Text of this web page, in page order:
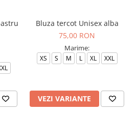
Bluza tercot Unisex alba
75,00 RON
Marime:
XS S M L XL XXL
VEZI VARIANTE